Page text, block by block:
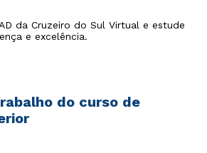
da Cruzeiro do Sul Virtual e estude
e excelência.
do curso de